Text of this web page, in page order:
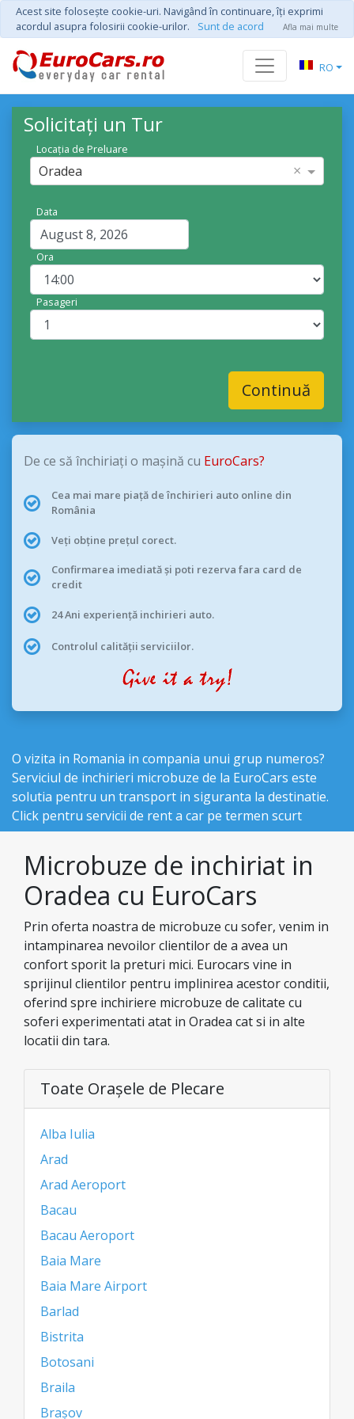
Acest site foloseşte cookie-uri. Navigând în continuare, îţi exprimi
acordul asupra folosirii cookie-urilor.
Sunt de acord Afla mai multe
RO
Solicitați un Tur
Locația de Preluare
Oradea ×
Data
Ora
Pasageri
Continuă
De ce să închiriați o mașină cu EuroCars?
Cea mai mare piață de închirieri auto online din
România
Veți obține prețul corect.
Confirmarea imediată și poti rezerva fara card de
credit
24 Ani experiență inchirieri auto.
Controlul calității serviciilor.
O vizita in Romania in compania unui grup numeros?
Serviciul de inchirieri microbuze de la EuroCars este
solutia pentru un transport in siguranta la destinatie.
Click pentru servicii de rent a car pe termen scurt
Microbuze de inchiriat in
Oradea cu EuroCars
Prin oferta noastra de microbuze cu sofer, venim in
intampinarea nevoilor clientilor de a avea un
confort sporit la preturi mici. Eurocars vine in
sprijinul clientilor pentru implinirea acestor conditii,
oferind spre inchiriere microbuze de calitate cu
soferi experimentati atat in Oradea cat si in alte
locatii din tara.
Toate Oraşele de Plecare
Alba Iulia
Arad
Arad Aeroport
Bacau
Bacau Aeroport
Baia Mare
Baia Mare Airport
Barlad
Bistrita
Botosani
Braila
Brașov